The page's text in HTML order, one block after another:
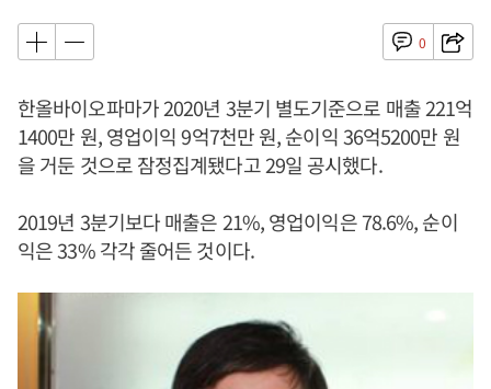
0
한올바이오파마가 2020년 3분기 별도기준으로 매출 221억
1400만 원, 영업이익 9억7천만 원, 순이익 36억5200만 원
을 거둔 것으로 잠정집계됐다고 29일 공시했다.
2019년 3분기보다 매출은 21%, 영업이익은 78.6%, 순이
익은 33% 각각 줄어든 것이다.